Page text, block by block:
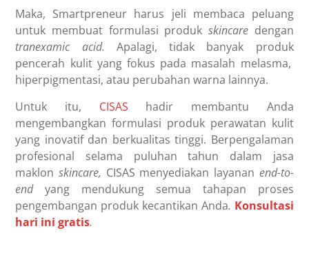
Maka, Smartpreneur harus jeli membaca peluang
untuk membuat formulasi produk skincare dengan
tranexamic acid. Apalagi, tidak banyak produk
pencerah kulit yang fokus pada masalah melasma,
hiperpigmentasi, atau perubahan warna lainnya.
Untuk itu, CISAS hadir membantu Anda
mengembangkan formulasi produk perawatan kulit
yang inovatif dan berkualitas tinggi. Berpengalaman
profesional selama puluhan tahun dalam jasa
maklonskincare, CISAS menyediakan layanan end-to-
endyang mendukung semua tahapan proses
pengembangan produk kecantikan Anda. Konsultasi
hari ini gratis.